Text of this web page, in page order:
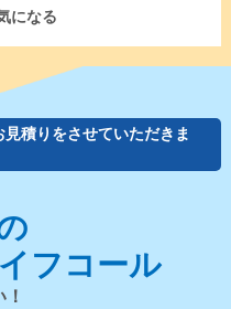
になる
積りをさせていただきま
フコール